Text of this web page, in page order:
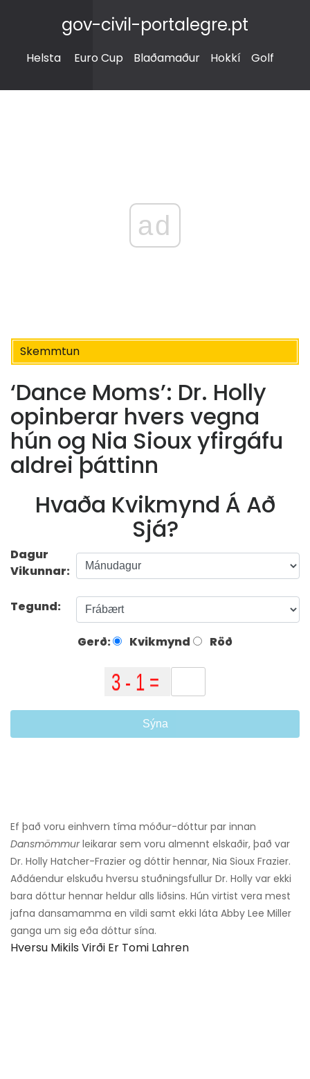
gov-civil-portalegre.pt
Helsta Euro Cup Blaðamaður Hokkí Golf
ad
Skemmtun
‘Dance Moms’: Dr. Holly
opinberar hvers vegna
hún og Nia Sioux yfirgáfu
aldrei þáttinn
Hvaða Kvikmynd Á Að
Sjá?
Dagur
Vikunnar:
Tegund:
Gerð: Kvikmynd Röð
Sýna
Ef það voru einhvern tíma móður-dóttur par innan
Dansmömmurleikarar sem voru almennt elskaðir, það var
Dr. Holly Hatcher-Frazier og dóttir hennar, Nia Sioux Frazier.
Aðdáendur elskuðu hversu stuðningsfullur Dr. Holly var ekki
bara dóttur hennar heldur alls liðsins. Hún virtist vera mest
jafna dansamamma en vildi samt ekki láta Abby Lee Miller
ganga um sig eða dóttur sína.
Hversu Mikils Virði Er Tomi Lahren